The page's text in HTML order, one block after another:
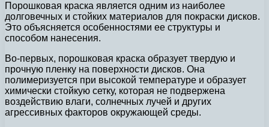
Порошковая краска является одним из наиболее
долговечных и стойких материалов для покраски дисков.
Это объясняется особенностями ее структуры и
способом нанесения.
Во-первых, порошковая краска образует твердую и
прочную пленку на поверхности дисков. Она
полимеризуется при высокой температуре и образует
химически стойкую сетку, которая не подвержена
воздействию влаги, солнечных лучей и других
агрессивных факторов окружающей среды.